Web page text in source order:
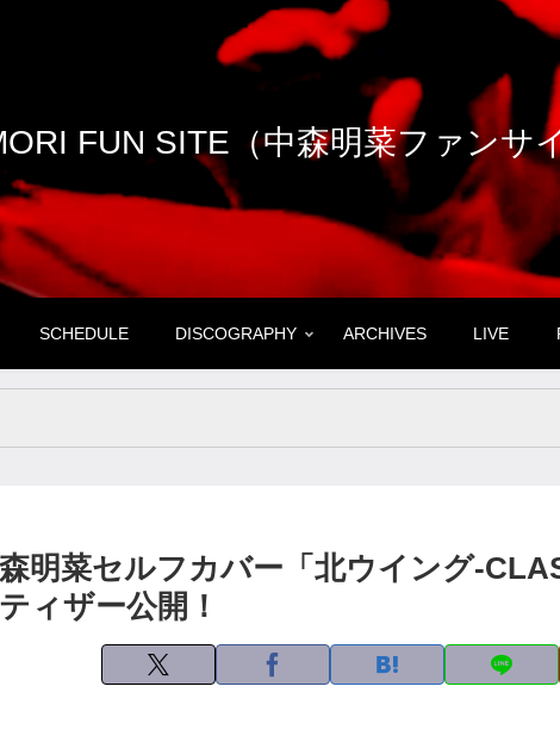
FUN SITE（中森明菜ファンサ
SCHEDULE DISCOGRAPHY ARCHIVES LIVE
明菜セルフカバー「北ウイング-
ィザー公開！